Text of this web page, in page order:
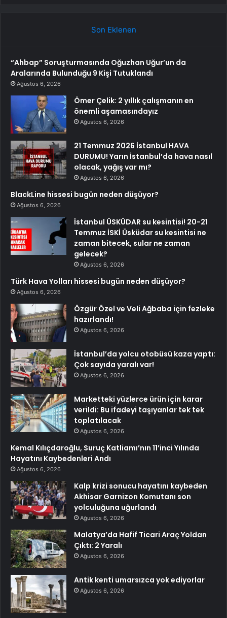
Son Eklenen
“Ahbap” Soruşturmasında Oğuzhan Uğur’un da
Aralarında Bulunduğu 9 Kişi Tutuklandı
Ağustos 6, 2026
Ömer Çelik: 2 yıllık çalışmanın en
önemli aşamasındayız
Ağustos 6, 2026
21 Temmuz 2026 İstanbul HAVA
DURUMU! Yarın İstanbul’da hava nasıl
olacak, yağış var mı?
Ağustos 6, 2026
BlackLine hissesi bugün neden düşüyor?
Ağustos 6, 2026
İstanbul ÜSKÜDAR su kesintisi! 20-21
Temmuz İSKİ Üsküdar su kesintisi ne
zaman bitecek, sular ne zaman
gelecek?
Ağustos 6, 2026
Türk Hava Yolları hissesi bugün neden düşüyor?
Ağustos 6, 2026
Özgür Özel ve Veli Ağbaba için fezleke
hazırlandı!
Ağustos 6, 2026
İstanbul’da yolcu otobüsü kaza yaptı:
Çok sayıda yaralı var!
Ağustos 6, 2026
Marketteki yüzlerce ürün için karar
verildi: Bu ifadeyi taşıyanlar tek tek
toplatılacak
Ağustos 6, 2026
Kemal Kılıçdaroğlu, Suruç Katliamı’nın 11’inci Yılında
Hayatını Kaybedenleri Andı
Ağustos 6, 2026
Kalp krizi sonucu hayatını kaybeden
Akhisar Garnizon Komutanı son
yolculuğuna uğurlandı
Ağustos 6, 2026
Malatya’da Hafif Ticari Araç Yoldan
Çıktı: 2 Yaralı
Ağustos 6, 2026
Antik kenti umarsızca yok ediyorlar
Ağustos 6, 2026